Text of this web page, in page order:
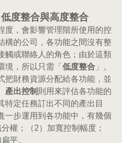
度整合與高度整合
度，會影響管理階所使用的控
構的公司，各功能之間沒有整
觸或聯絡人的角色；由於這類
境，所以只需「 低度整合 」。
把財務資源分配給各功能，並
產出控制 則用來評估各功能的
特定任務訂出不同的產出目
一步運用到各功能中，有幾個
權；（2）加寬控制幅度；
平。